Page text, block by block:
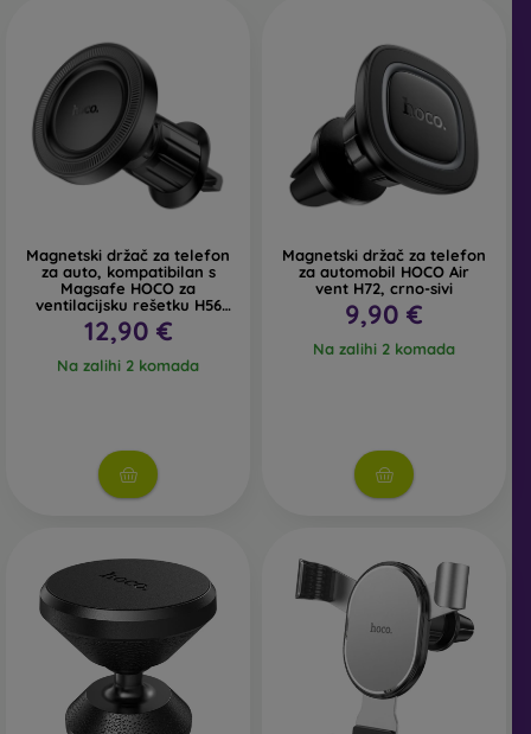
Magnetski držač za telefon
za auto, kompatibilan s
Magsafe HOCO za
ventilacijsku rešetku H56
crni
12,90 €
Na zalihi 2 komada
Magnetski držač za telefon
za automobil HOCO Air
vent H72, crno-sivi
9,90 €
Na zalihi 2 komada